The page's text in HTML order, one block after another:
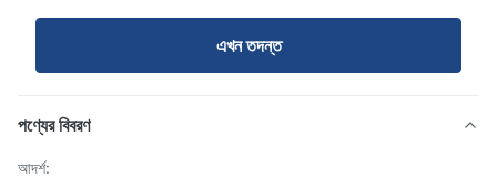
এখন তদন্ত
পণ্যের বিবরণ
আদর্শ: